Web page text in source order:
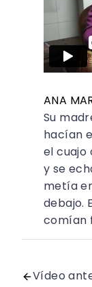
ANA
Su
hacían
el cuajo
y se
metía
debajo.
comían
Vídeo